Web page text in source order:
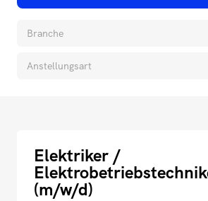
Branche
Anstellungsart
Elektriker /
(m/w/d)